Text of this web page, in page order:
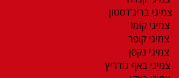
צמיגי בריג'דסטון
צמיגי קומו
צמיגי קופר
צמיגי נקסן
צמיגי באף גודריץ